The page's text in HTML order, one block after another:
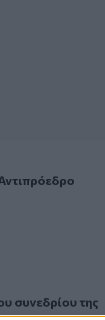
της ΕΝΠΕ
συνεδρίου της